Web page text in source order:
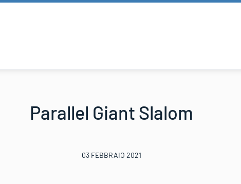
Parallel Giant Slalom
03 FEBBRAIO 2021